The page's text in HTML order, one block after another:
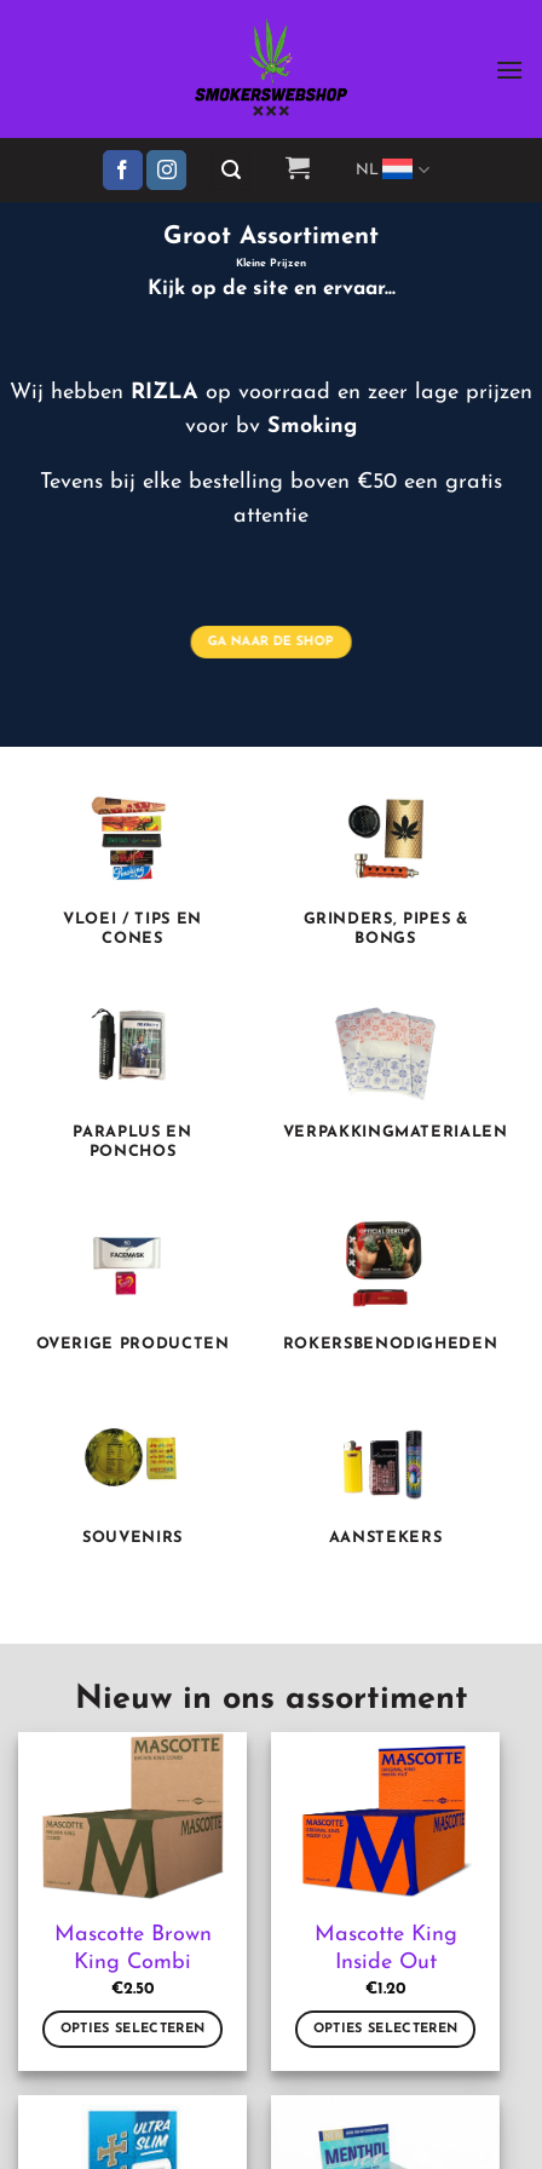
NL
Groot Assortiment
Kleine Prijzen
Kijk op de site en ervaar...
Wij hebben RIZLA op voorraad en zeer lage prijzen
voor bv Smoking
Tevens bij elke bestelling boven €50 een gratis
attentie
GA NAAR DE SHOP
VLOEI / TIPS EN
CONES
GRINDERS, PIPES &
BONGS
PARAPLUS EN
PONCHOS
VERPAKKINGMATERIALEN
OVERIGE PRODUCTEN ROKERSBENODIGHEDEN
SOUVENIRS AANSTEKERS
Nieuw in ons assortiment
Mascotte Brown
King Combi
€2.50
OPTIES SELECTEREN
heeft
meerdere
variaties.
Mascotte King
Inside Out
€1.20
OPTIES SELECTEREN
meerdere
variaties.